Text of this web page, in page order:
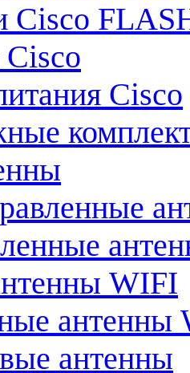
Cisco
Cisco
WIFI
антенны
антенны